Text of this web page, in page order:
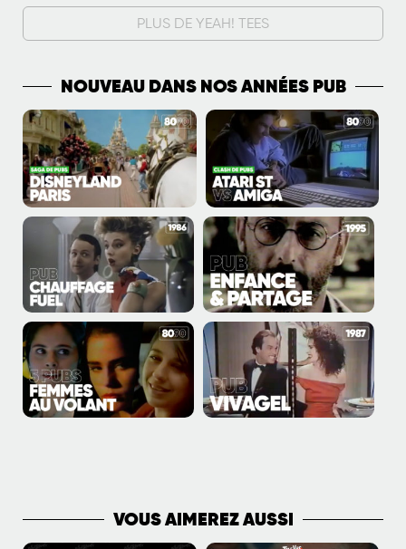
PLUS DE YEAH! TEES
NOUVEAU DANS NOS ANNÉES PUB
VOUS AIMEREZ AUSSI